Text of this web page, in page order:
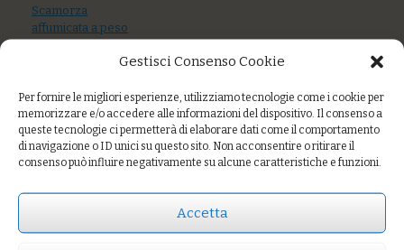
Gestisci Consenso Cookie
Per fornire le migliori esperienze, utilizziamo tecnologie come i cookie per
memorizzare e/o accedere alle informazioni del dispositivo. Il consenso a
queste tecnologie ci permetterà di elaborare dati come il comportamento
di navigazione o ID unici su questo sito. Non acconsentire o ritirare il
consenso può influire negativamente su alcune caratteristiche e funzioni.
Accetta
Scamorza
affumicata a peso
Gorgonzola dop
Spaghetti di Farrro
Dicocco Podere
Pereto